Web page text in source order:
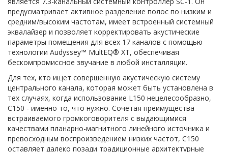
предусматривает активное разделение полос по низким и
средним/высоким частотам, имеет встроенный системный
эквалайзер и позволяет корректировать акустические
параметры помещения для всех 17 каналов с помощью
технологии Audyssey™ MultEQ® XT, обеспечивая
бескомпромиссное звучание в любой инсталляции.
Для тех, кто ищет совершенную акустическую систему
центрального канала, которая может быть установлена в
тех случаях, когда использование L150 нецелесообразно,
C150 - именно то, что нужно. Сочетая преимущества
встраиваемого громкоговорителя с выдающимися
качествами планарно-магнитного линейного источника и
превосходным воспроизведением низких частот, C150
оставляет далеко позади традиционные архитектурные